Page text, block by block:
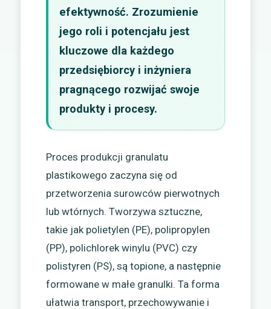
efektywność. Zrozumienie
jego roli i potencjału jest
kluczowe dla każdego
przedsiębiorcy i inżyniera
pragnącego rozwijać swoje
produkty i procesy.
Proces produkcji granulatu
plastikowego zaczyna się od
przetworzenia surowców pierwotnych
lub wtórnych. Tworzywa sztuczne,
takie jak polietylen (PE), polipropylen
(PP), polichlorek winylu (PVC) czy
polistyren (PS), są topione, a następnie
formowane w małe granulki. Ta forma
ułatwia transport, przechowywanie i